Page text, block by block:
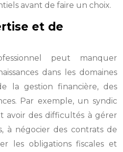
avant de faire un choix.
et de
peut manquer
dans les domaines
la gestion financière, des
Par exemple, un syndic
avoir des difficultés à gérer
à négocier des contrats de
les obligations fiscales et